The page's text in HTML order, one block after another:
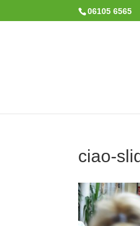
06105 6565
ciao-